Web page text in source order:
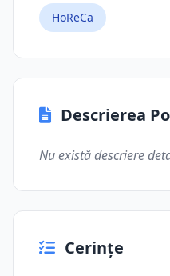
HoReCa
Descrierea
Nu există descriere
Cerințe